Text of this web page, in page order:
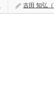
吉田 知弘（